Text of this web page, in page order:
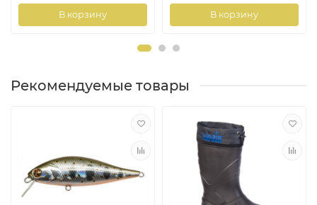
В корзину В корзину
Рекомендуемые товары